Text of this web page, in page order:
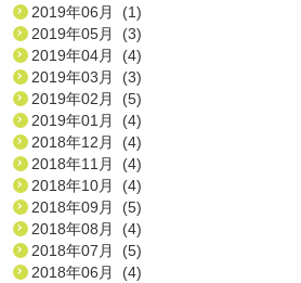
2019年06月 (1)
2019年05月 (3)
2019年04月 (4)
2019年03月 (3)
2019年02月 (5)
2019年01月 (4)
2018年12月 (4)
2018年11月 (4)
2018年10月 (4)
2018年09月 (5)
2018年08月 (4)
2018年07月 (5)
2018年06月 (4)